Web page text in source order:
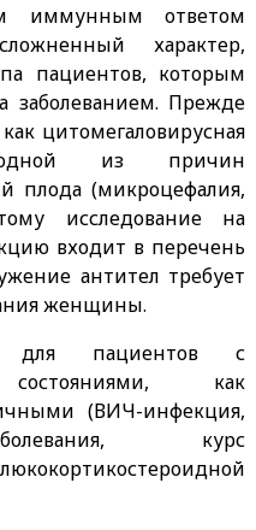
иммунным ответом
характер,
пациентов, которым
заболеванием. Прежде
цитомегаловирусная
одной из причин
плода (микроцефалия,
исследование на
входит в перечень
антител требует
женщины.
для пациентов с
как
(ВИЧ-инфекция,
курс